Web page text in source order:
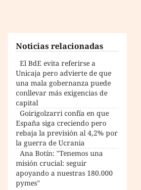
Noticias relacionadas
El BdE evita referirse a
Unicaja pero advierte de que
una mala gobernanza puede
conllevar más exigencias de
capital
Goirigolzarri confía en que
España siga creciendo pero
rebaja la previsión al 4,2% por
la guerra de Ucrania
Ana Botín: "Tenemos una
misión crucial: seguir
apoyando a nuestras 180.000
pymes"